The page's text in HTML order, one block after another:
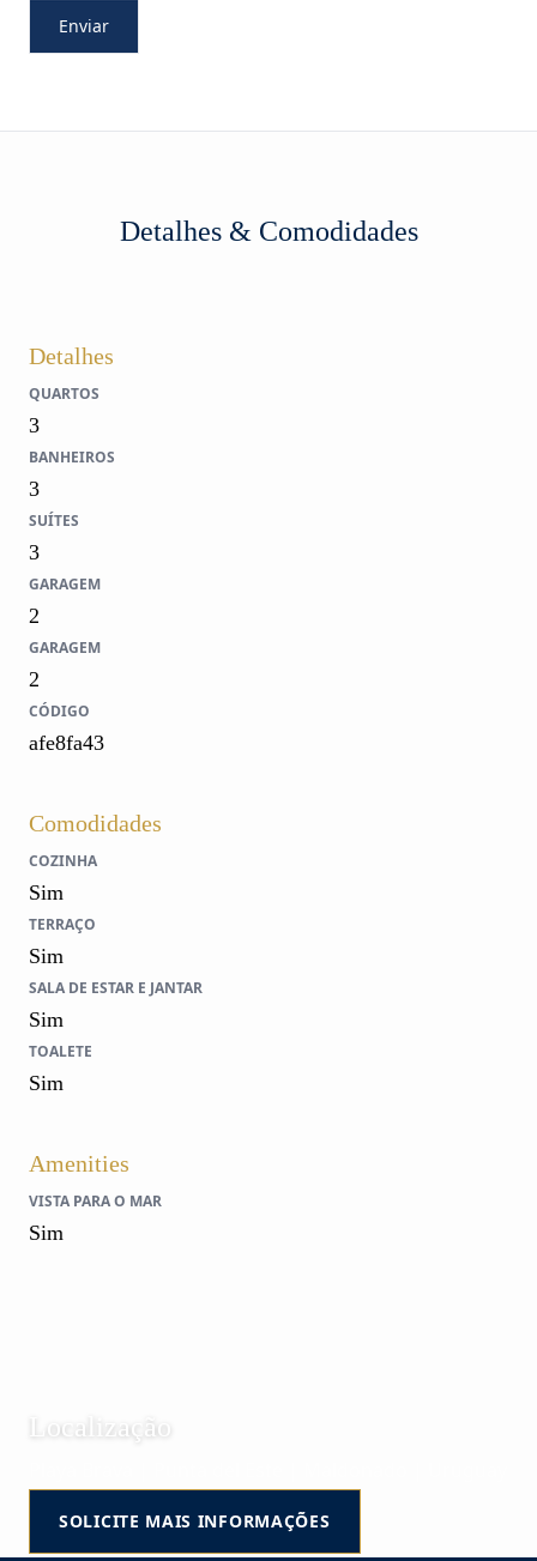
Enviar
Detalhes & Comodidades
Detalhes
QUARTOS
3
BANHEIROS
3
SUÍTES
3
GARAGEM
2
GARAGEM
2
CÓDIGO
afe8fa43
Comodidades
COZINHA
Sim
TERRAÇO
Sim
SALA DE ESTAR E JANTAR
Sim
TOALETE
Sim
Amenities
VISTA PARA O MAR
Sim
Localização
SOLICITE MAIS INFORMAÇÕES